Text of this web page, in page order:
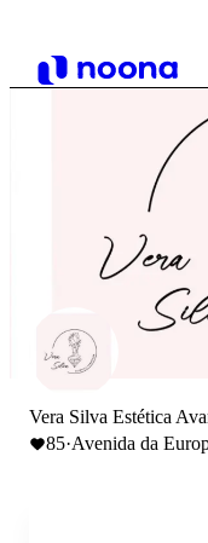
Vera Silva Estética
85·Avenida da